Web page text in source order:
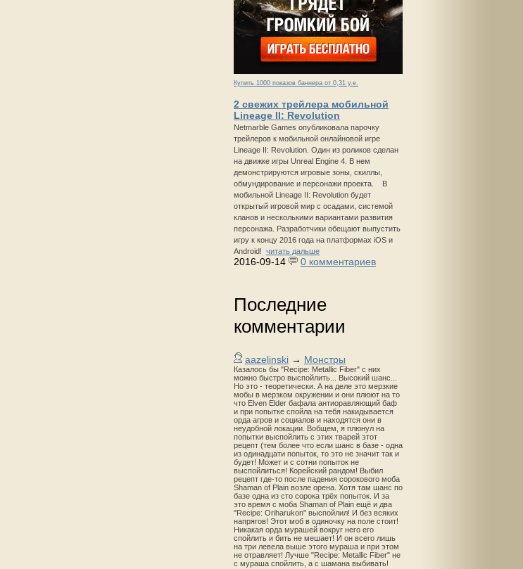
Купить 1000 показов баннера от 0,31 у.е.
2 свежих трейлера мобильной
Lineage II: Revolution
Netmarble Games опубликовала парочку
трейлеров к мобильной онлайновой игре
Lineage II: Revolution. Один из роликов сделан
на движке игры Unreal Engine 4. В нем
демонстрируются игровые зоны, скиллы,
обмундирование и персонажи проекта. В
мобильной Lineage II: Revolution будет
открытый игровой мир с осадами, системой
кланов и несколькими вариантами развития
персонажа. Разработчики обещают выпустить
игру к концу 2016 года на платформах iOS и
Android! читать дальше
2016-09-14 0 комментариев
Последние
комментарии
aazelinski → Монстры
Казалось бы "Recipe: Metallic Fiber" с них
можно быстро выспойлить... Высокий шанс...
Но это - теоретически. А на деле это мерзкие
мобы в мерзком окружении и они плюют на то
что Elven Elder бафала антиоравляющий баф
и при попытке спойла на тебя накидывается
орда агров и социалов и находятся они в
неудобной локации. Вобщем, я плюнул на
попытки выспойлить с этих тварей этот
рецепт (тем более что если шанс в базе - одна
из одинадцати попыток, то это не значит так и
будет! Может и с сотни попыток не
выспойлиться! Корейский рандом! Выбил
рецепт где-то после падения сорокового моба
Shaman of Plain возле орена. Хотя там шанс по
базе одна из сто сорока трёх попыток. И за
это время с моба Shaman of Plain ещё и два
"Recipe: Oriharukon" выспойлил! И без всяких
напрягов! Этот моб в одиночку на поле стоит!
Никакая орда мурашей вокруг него его
спойлить и бить не мешает! И он всего лишь
на три левела выше этого мураша и при этом
не отравляет! Лучше "Recipe: Metallic Fiber" не
с мураша спойлить, а с шамана выбивать!